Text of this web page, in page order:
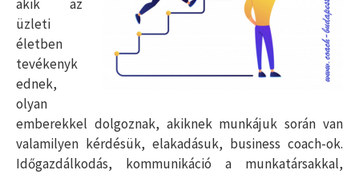
akik az
üzleti
életben
tevékenyk
ednek,
olyan
emberekkel dolgoznak, akiknek munkájuk során van
valamilyen kérdésük, elakadásuk, business coach-ok.
Időgazdálkodás, kommunikáció a munkatársakkal,